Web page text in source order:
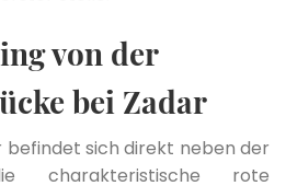
von der
bei Zadar
befindet sich direkt neben der
charakteristische rote